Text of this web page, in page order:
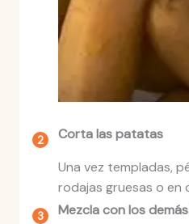
Corta las patatas
Una vez templadas,
rodajas gruesas o en
Mezcla con los